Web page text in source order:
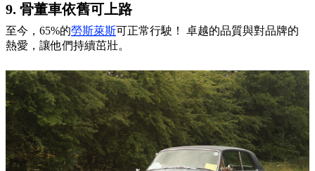
9. 骨董車依舊可上路
至今，65%的勞斯萊斯可正常行駛！ 卓越的品質與對品牌的
熱愛，讓他們持續茁壯。